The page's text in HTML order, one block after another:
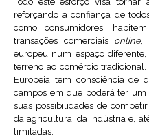
reforçando a confiança de
como consumidores,
transações comerciais online,
europeu num espaço
terreno ao comércio
Europeia tem consciência de
campos em que poderá ter um
suas possibilidades de
da agricultura, da indústria e,
limitadas.